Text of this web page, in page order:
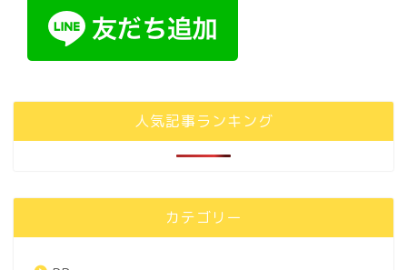
人気記事ランキング
カテゴリー